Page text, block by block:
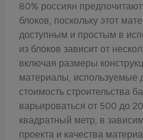
80% россиян
блоков, поскольку этот
доступным и простым в
из блоков зависит от
включая размеры
материалы, используемые
стоимость строительства
варьироваться от 500 до
квадратный метр, в
проекта и качества